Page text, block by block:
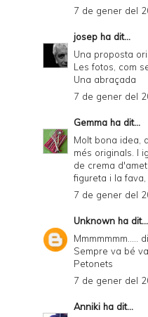
7 de gener del
josep ha dit...
Una proposta
Les fotos, com
Una abraçada
7 de gener del
Gemma ha dit...
Molt bona idea,
més originals. I
de crema
figureta i la fava,
7 de gener del
Unknown ha dit...
Mmmmmmm.....
Sempre va bé
Petonets
7 de gener del
Anniki ha dit...